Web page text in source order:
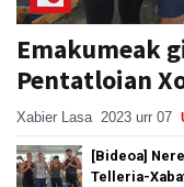
Emakumeak
Pentatloian
Xabier Lasa 2023 urr 07
[Bideoa]
Telleria-